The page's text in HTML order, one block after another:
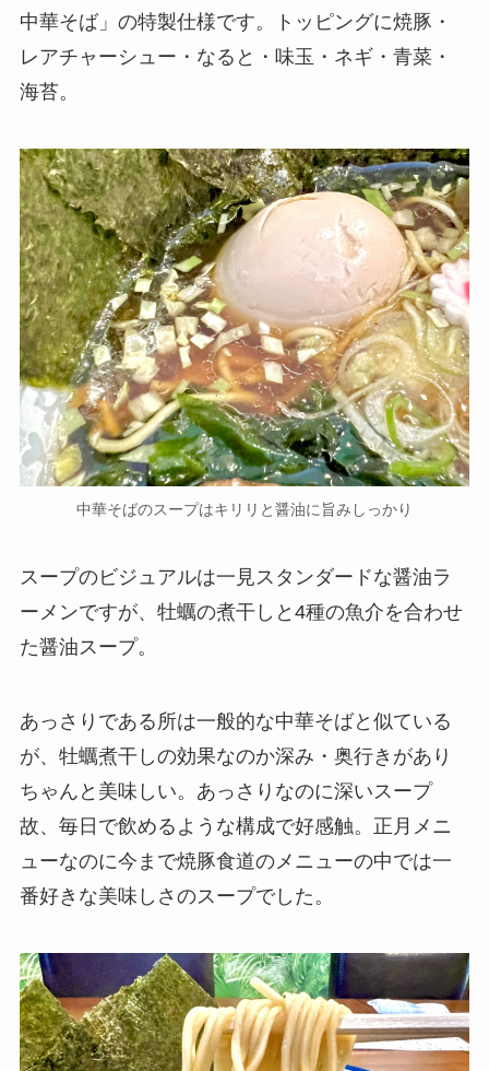
中華そば」の特製仕様です。トッピングに焼豚・
レアチャーシュー・なると・味玉・ネギ・青菜・
海苔。
中華そばのスープはキリリと醤油に旨みしっかり
スープのビジュアルは一見スタンダードな醤油ラ
ーメンですが、牡蠣の煮干しと4種の魚介を合わせ
た醤油スープ。
あっさりである所は一般的な中華そばと似ている
が、牡蠣煮干しの効果なのか深み・奥行きがあり
ちゃんと美味しい。あっさりなのに深いスープ
故、毎日で飲めるような構成で好感触。正月メニ
ューなのに今まで焼豚食道のメニューの中では一
番好きな美味しさのスープでした。